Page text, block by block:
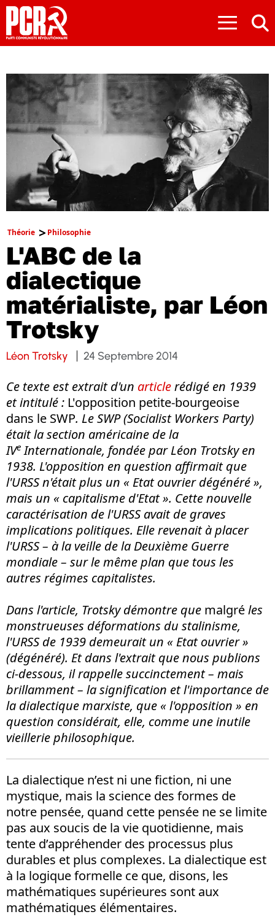
≡
Théorie Philosophie
L'ABC de la
dialectique
matérialiste, par Léon
Trotsky
Léon Trotsky 24 Septembre 2014
Ce texte est extrait d'un articlerédigé en 1939
et intitulé : L'opposition petite-bourgeoise
dans le SWP. Le SWP (Socialist Workers Party)
était la section américaine de la
IVe Internationale, fondée par Léon Trotsky en
1938. L'opposition en question affirmait que
l'URSS n'était plus un « Etat ouvrier dégénéré »,
mais un « capitalisme d'Etat ». Cette nouvelle
caractérisation de l'URSS avait de graves
implications politiques. Elle revenait à placer
l'URSS – à la veille de la Deuxième Guerre
mondiale – sur le même plan que tous les
autres régimes capitalistes.
Dans l'article, Trotsky démontre que malgréles
monstrueuses déformations du stalinisme,
l'URSS de 1939 demeurait un « Etat ouvrier »
(dégénéré). Et dans l'extrait que nous publions
ci-dessous, il rappelle succinctement – mais
brillamment – la signification et l'importance de
la dialectique marxiste, que « l'opposition » en
question considérait, elle, comme une inutile
vieillerie philosophique.
La dialectique n’est ni une fiction, ni une
mystique, mais la science des formes de
notre pensée, quand cette pensée ne se limite
pas aux soucis de la vie quotidienne, mais
tente d’appréhender des processus plus
durables et plus complexes. La dialectique est
à la logique formelle ce que, disons, les
mathématiques supérieures sont aux
mathématiques élémentaires.